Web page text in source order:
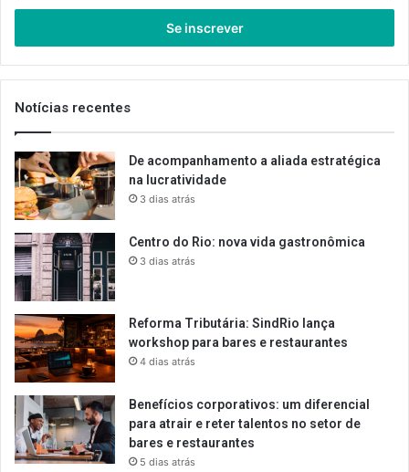
seu
de
email
Notícias recentes
De acompanhamento a aliada estratégica
na lucratividade
3 dias atrás
Centro do Rio: nova vida gastronômica
3 dias atrás
Reforma Tributária: SindRio lança
workshop para bares e restaurantes
4 dias atrás
Benefícios corporativos: um diferencial
para atrair e reter talentos no setor de
bares e restaurantes
5 dias atrás